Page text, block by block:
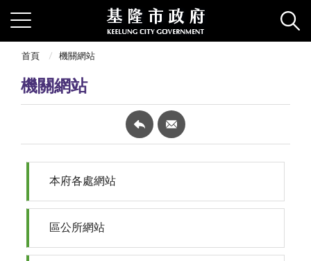
首頁 機關網站
機關網站
本府各處網站
區公所網站